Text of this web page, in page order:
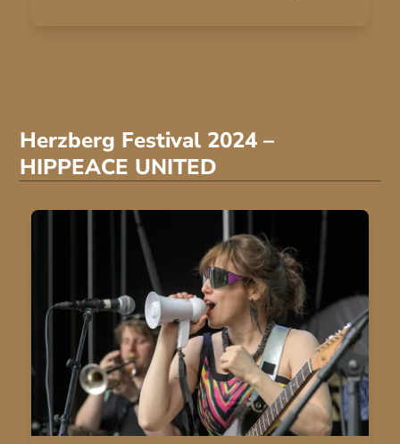
Herzberg Festival 2024 –
HIPPEACE UNITED